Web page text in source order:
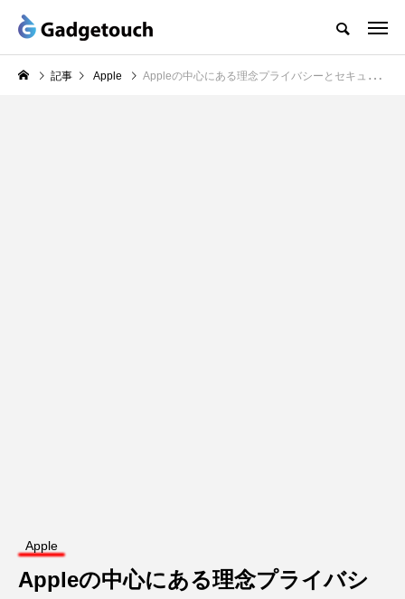
記事 Apple Appleの中心にある理念プライバシーとセキュリティ、iOS 26でさらに進化するその機能とは？
Apple
Appleの中心にある理念プライバシ